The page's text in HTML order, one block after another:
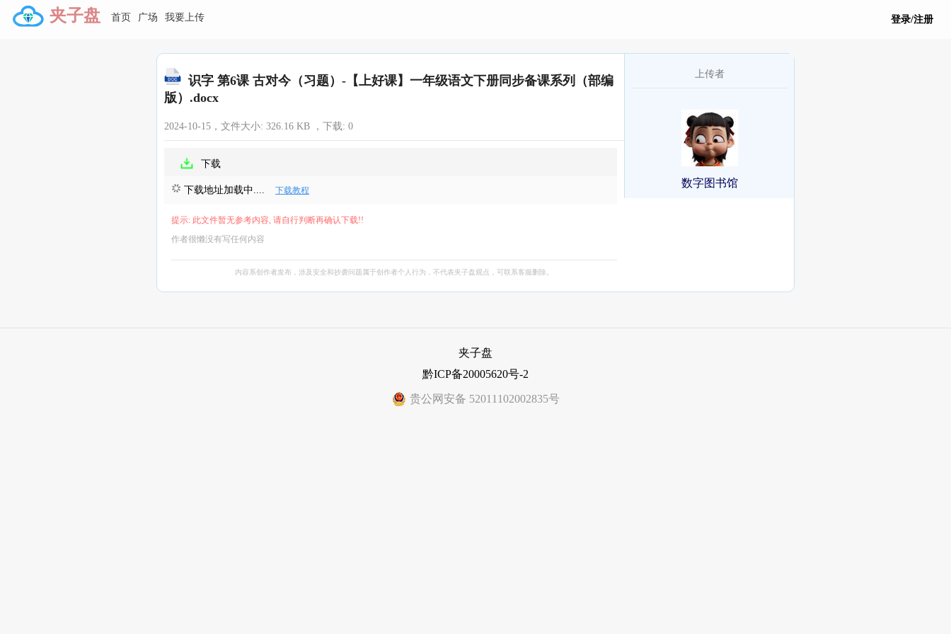
夹子盘 首页 广场 我要上传 登录/注册
上传者
数字图书馆
识字 第6课 古对今（习题）-【上好课】一年级语文下册同步备课系列（部编
版）.docx
2024-10-15，文件大小: 326.16 KB ，下载: 0
下载
下载地址加载中.... 下载教程
提示: 此文件暂无参考内容, 请自行判断再确认下载!!
作者很懒没有写任何内容
内容系创作者发布，涉及安全和抄袭问题属于创作者个人行为，不代表夹子盘观点，可联系客服删除。
夹子盘
黔ICP备20005620号-2
贵公网安备 52011102002835号